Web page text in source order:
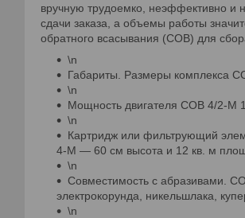
вручную трудоемко, неэффективно и
сдачи заказа, а объемы работы
обратного всасывания (СОВ) для
\n
Габариты. Размеры комплекса
\n
Мощность двигателя СОВ 4/2-М
\n
Картридж или фильтрующий
4-М — 60 см высота и 12 кв. м
\n
Совместимость с абразивами.
электрокорунда, никельшлака,
\n